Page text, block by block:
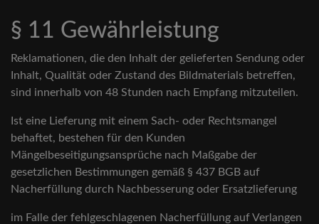
§ 11 Gewährleistung
Reklamationen, die den Inhalt der gelieferten Sendung oder
Inhalt, Qualität oder Zustand des Bildmaterials betreffen,
sind innerhalb von 48 Stunden nach Empfang mitzuteilen.
Ist eine Lieferung mit einem Sach- oder Rechtsmangel
behaftet, bestehen für den Kunden
Mängelbeseitigungsansprüche nach Maßgabe der
gesetzlichen Bestimmungen gemäß § 437 BGB auf
Nacherfüllung durch Nachbesserung oder Ersatzlieferung
im Falle der fehlgeschlagenen Nacherfüllung auf Verlangen